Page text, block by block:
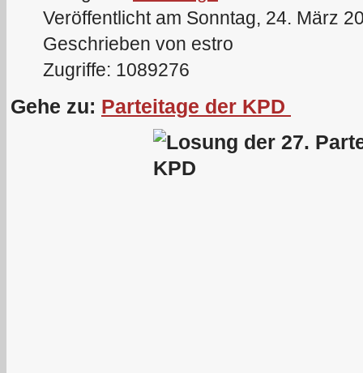
Veröffentlicht am Sonntag, 24. März
Geschrieben von estro
Zugriffe: 1089276
Gehe zu: Parteitage der KPD